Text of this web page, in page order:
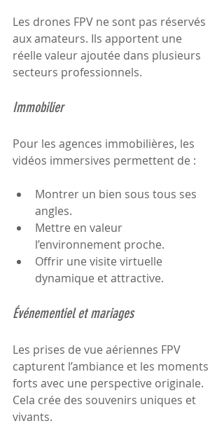
Les drones FPV ne sont pas réservés
aux amateurs. Ils apportent une
réelle valeur ajoutée dans plusieurs
secteurs professionnels.
Immobilier
Pour les agences immobilières, les
vidéos immersives permettent de :
Montrer un bien sous tous ses
angles.
Mettre en valeur
l’environnement proche.
Offrir une visite virtuelle
dynamique et attractive.
Événementiel et mariages
Les prises de vue aériennes FPV
capturent l’ambiance et les moments
forts avec une perspective originale.
Cela crée des souvenirs uniques et
vivants.